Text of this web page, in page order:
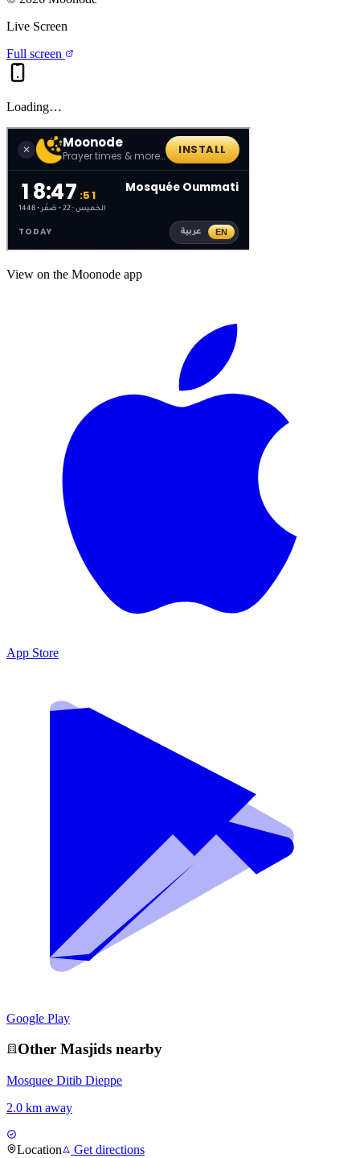
Live Screen
Full screen
Loading…
View on the Moonode app
App Store
Google Play
Other Masjids nearby
Mosquee Ditib Dieppe
2.0 km away
Location Get directions